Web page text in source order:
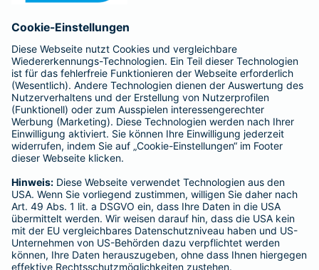
Barmenia ist Teil der BarmeniaGothaer
BELIEBTE SEITEN
Kranken-Zusatzversicherung
Tierversicherungen
Haftpflichtversicherung
Hausratversicherung
Adresse ändern
Schaden melden
Kilometerstandsmeldung
Serviceübersicht